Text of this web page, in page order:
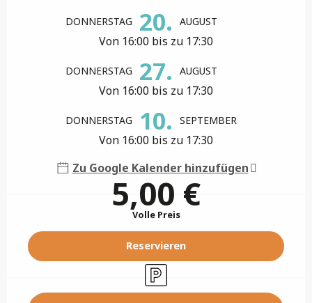
DONNERSTAG 20. AUGUST
Von 16:00 bis zu 17:30
DONNERSTAG 27. AUGUST
Von 16:00 bis zu 17:30
DONNERSTAG 10. SEPTEMBER
Von 16:00 bis zu 17:30
Zu Google Kalender hinzufügen
5,00 €
Volle Preis
Reservieren
Parkplatz